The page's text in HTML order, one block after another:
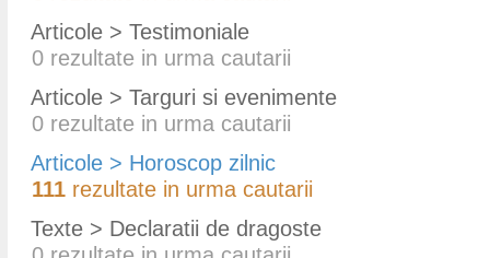
Articole > Testimoniale
0 rezultate in urma cautarii
Articole > Targuri si evenimente
0 rezultate in urma cautarii
Articole > Horoscop zilnic
111 rezultate in urma cautarii
Texte > Declaratii de dragoste